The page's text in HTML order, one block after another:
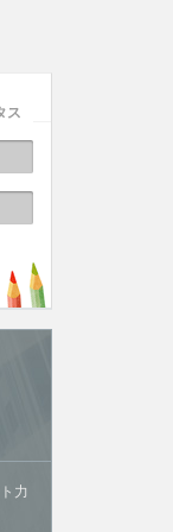
ス
力